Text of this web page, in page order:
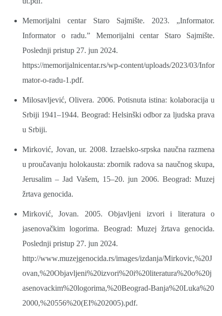
Memorijalni centar Staro Sajmište. 2023. „Informator.
Informator o radu.” Memorijalni centar Staro Sajmište.
Poslednji pristup 27. jun 2024.
https://memorijalnicentar.rs/wp-content/uploads/2023/03/Infor
mator-o-radu-1.pdf.
Milosavljević, Olivera. 2006. Potisnuta istina: kolaboracija u
Srbiji 1941–1944. Beograd: Helsinški odbor za ljudska prava
u Srbiji.
Mirković, Jovan, ur. 2008. Izraelsko-srpska naučna razmena
u proučavanju holokausta: zbornik radova sa naučnog skupa,
Jerusalim – Jad Vašem, 15–20. jun 2006. Beograd: Muzej
žrtava genocida.
Mirković, Jovan. 2005. Objavljeni izvori i literatura o
jasenovačkim logorima. Beograd: Muzej žrtava genocida.
Poslednji pristup 27. jun 2024.
http://www.muzejgenocida.rs/images/izdanja/Mirkovic,%20J
ovan,%20Objavljeni%20izvori%20i%20literatura%20o%20j
asenovackim%20logorima,%20Beograd-Banja%20Luka%20
2000,%20556%20(EI%202005).pdf.